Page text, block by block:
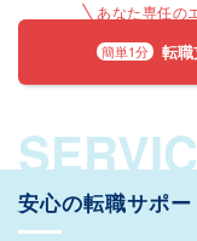
あなた専任の
簡単1分 転職
安心の転職サポー